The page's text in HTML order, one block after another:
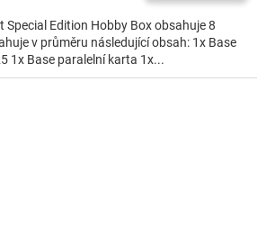
Edition Hobby Box obsahuje 8
v průměru následující obsah: 1x Base
1x Base paralelní karta 1x...